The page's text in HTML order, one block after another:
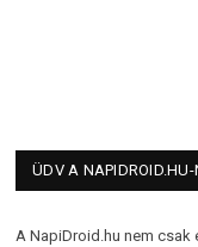
ÜDV A NAPIDROID.HU-
A NapiDroid.hu nem csak